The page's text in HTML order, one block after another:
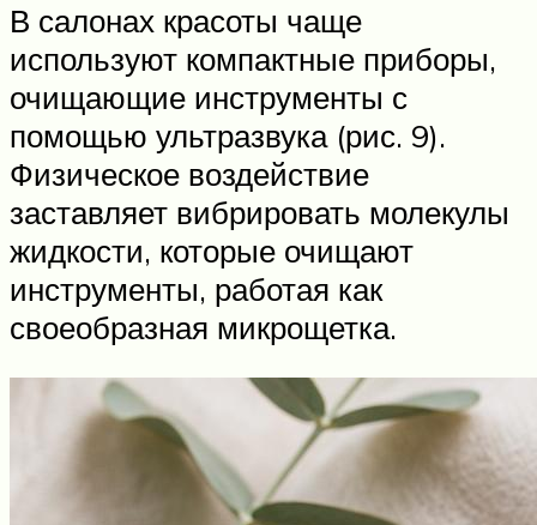
В салонах красоты чаще
используют компактные приборы,
очищающие инструменты с
помощью ультразвука (рис. 9).
Физическое воздействие
заставляет вибрировать молекулы
жидкости, которые очищают
инструменты, работая как
своеобразная микрощетка.